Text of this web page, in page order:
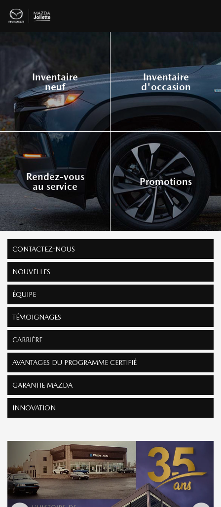
Inventaire
neuf
Inventaire
d'occasion
Rendez-vous
au service
Promotions
CONTACTEZ-NOUS
NOUVELLES
ÉQUIPE
TÉMOIGNAGES
CARRIÈRE
AVANTAGES DU PROGRAMME CERTIFIÉ
GARANTIE MAZDA
INNOVATION